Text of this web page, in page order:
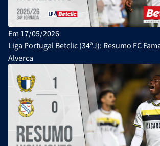
Em 17/05/2026
Liga Portugal Betclic (34ªJ): Resumo FC
Alverca